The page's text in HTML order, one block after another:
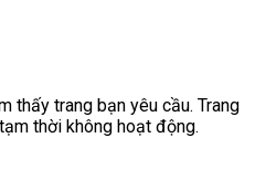
thấy trang bạn yêu cầu. Trang
thời không hoạt động.